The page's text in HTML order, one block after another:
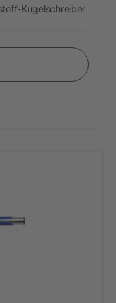
Kugelschreiber